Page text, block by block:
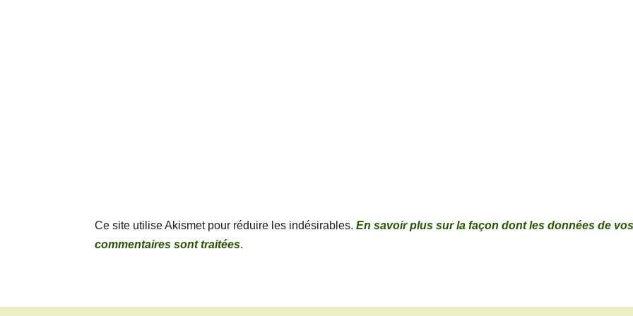
Ce site utilise Akismet pour réduire les indésirables.En savoir plus sur la façon dont les données de
commentaires sont traitées.